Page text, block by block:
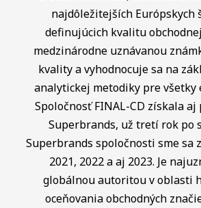
najdôležitejších Európskych
definujúcich kvalitu
medzinárodne uznávanou
kvality a vyhodnocuje sa na
analytickej metodiky pre všetky
Spoločnosť FINAL-CD získala
Superbrands, už tretí rok po
Superbrands spoločnosti sme sa
2021, 2022 a aj 2023. Je
globálnou autoritou v oblasti
oceňovania obchodných